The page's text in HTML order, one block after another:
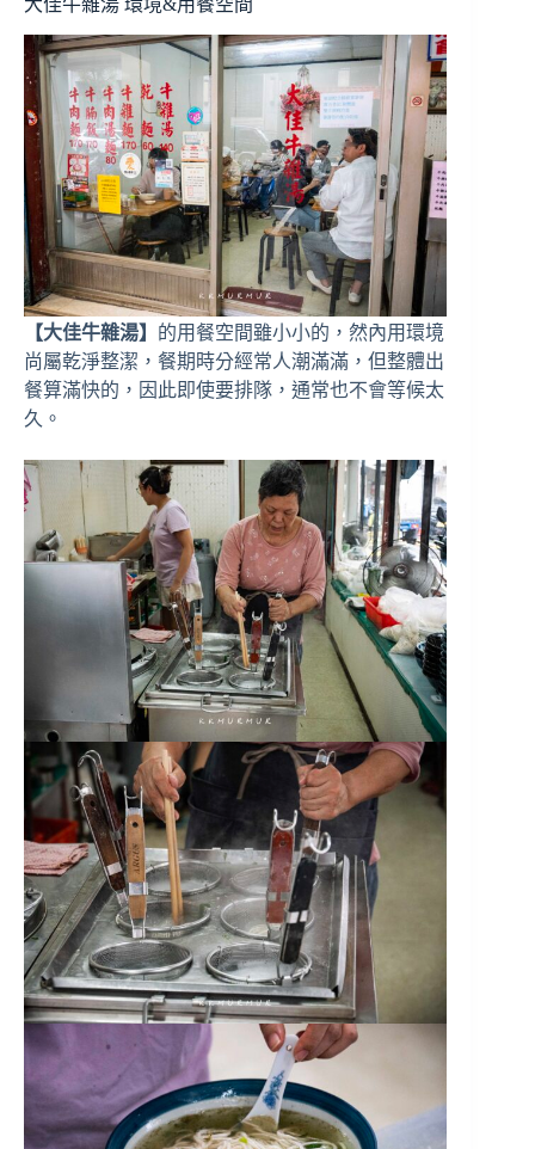
大佳牛雜湯 環境&用餐空間
【大佳牛雜湯】 的用餐空間雖小小的，然內用環境
尚屬乾淨整潔，餐期時分經常人潮滿滿，但整體出
餐算滿快的，因此即使要排隊，通常也不會等候太
久。